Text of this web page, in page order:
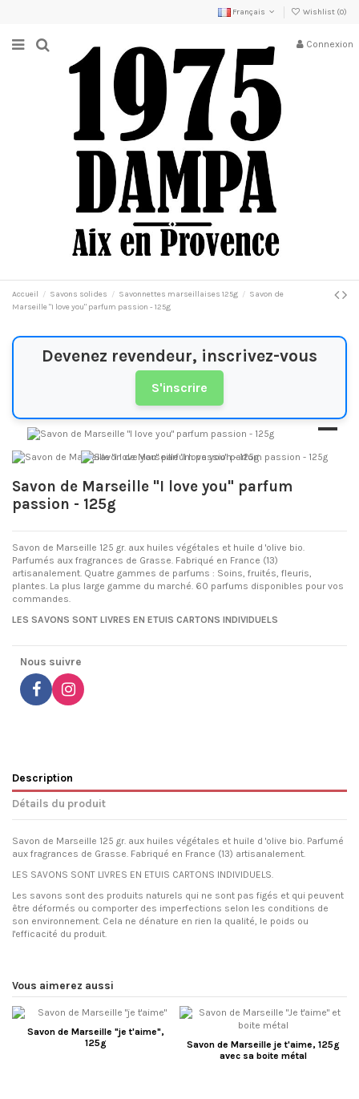
Français Wishlist (0)
Connexion
Accueil Savons solides Savonnettes marseillaises 125g
Savon de
Marseille "I love you" parfum passion - 125g
Devenez revendeur, inscrivez-vous
S'inscrire
Savon de Marseille "I love you" parfum
passion - 125g
Savon de Marseille 125 gr. aux huiles végétales et huile d 'olive bio.
Parfumés aux fragrances de Grasse. Fabriqué en France (13)
artisanalement. Quatre gammes de parfums : Soins, fruités, fleuris,
plantes. La plus large gamme du marché. 60 parfums disponibles pour vos
commandes.
LES SAVONS SONT LIVRES EN ETUIS CARTONS INDIVIDUELS
Nous suivre
Description
Détails du produit
Savon de Marseille 125 gr. aux huiles végétales et huile d 'olive bio. Parfumé
aux fragrances de Grasse. Fabriqué en France (13) artisanalement.
LES SAVONS SONT LIVRES EN ETUIS CARTONS INDIVIDUELS.
Les savons sont des produits naturels qui ne sont pas figés et qui peuvent
être déformés ou comporter des imperfections selon les conditions de
son environnement. Cela ne dénature en rien la qualité, le poids ou
l'efficacité du produit.
Vous aimerez aussi
Savon de Marseille "je t'aime",
125g
Savon de Marseille je t'aime, 125g
avec sa boite métal